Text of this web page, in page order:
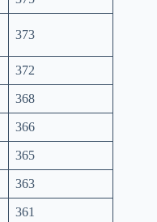
373
372
368
366
365
363
361